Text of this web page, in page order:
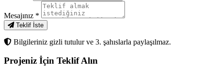
Mesajınız *
Teklif İste
Bilgileriniz gizli tutulur ve 3. şahıslarla paylaşılmaz.
Projeniz İçin Teklif Alın